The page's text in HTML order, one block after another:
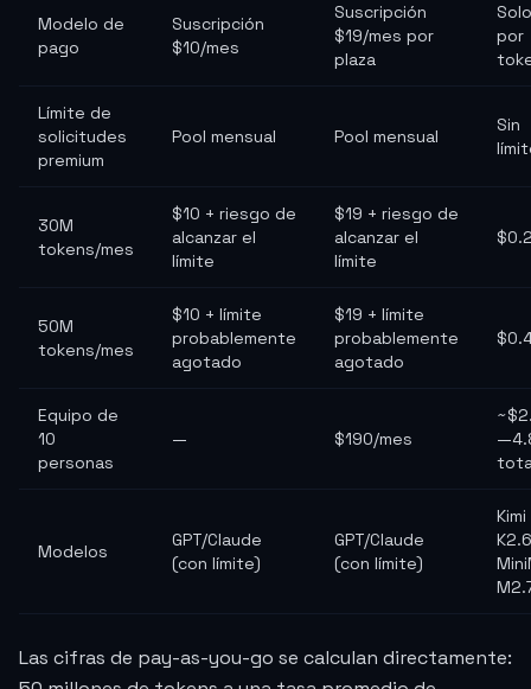
Modelo de
pago
Suscripción
$10/mes
Suscripción
$19/mes por
plaza
Solo
por
Límite de
solicitudes
premium
Pool mensual Pool mensual
Sin
30M
tokens/mes
$10 + riesgo de
alcanzar el
límite
$19 + riesgo de
alcanzar el
límite
50M
tokens/mes
$10 + límite
probablemente
agotado
$19 + límite
probablemente
agotado
Equipo de
10
personas
— $190/mes
Modelos
GPT/Claude
(con límite)
GPT/Claude
(con límite)
Kimi
Las cifras de pay-as-you-go se calculan directamente: